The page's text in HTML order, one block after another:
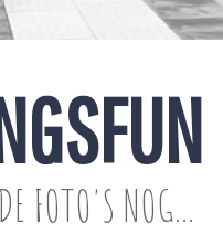
FOTO'S NOG...